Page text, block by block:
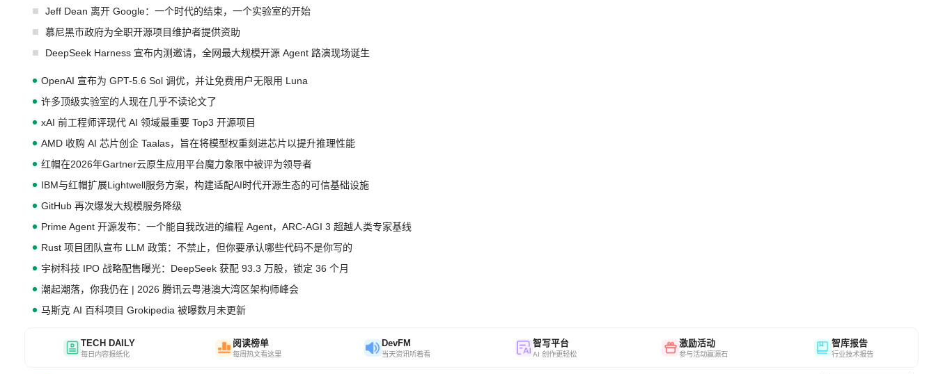
Jeff Dean 离开 Google：一个时代的结束，一个实验室的开始
慕尼黑市政府为全职开源项目维护者提供资助
DeepSeek Harness 宣布内测邀请，全网最大规模开源 Agent 路演现场诞生
OpenAI 宣布为 GPT-5.6 Sol 调优，并让免费用户无限用 Luna
许多顶级实验室的人现在几乎不读论文了
xAI 前工程师评现代 AI 领域最重要 Top3 开源项目
AMD 收购 AI 芯片创企 Taalas，旨在将模型权重刻进芯片以提升推理性能
红帽在2026年Gartner云原生应用平台魔力象限中被评为领导者
IBM与红帽扩展Lightwell服务方案，构建适配AI时代开源生态的可信基础设施
GitHub 再次爆发大规模服务降级
Prime Agent 开源发布：一个能自我改进的编程 Agent，ARC-AGI 3 超越人类专家基线
Rust 项目团队宣布 LLM 政策：不禁止，但你要承认哪些代码不是你写的
宇树科技 IPO 战略配售曝光：DeepSeek 获配 93.3 万股，锁定 36 个月
潮起潮落，你我仍在 | 2026 腾讯云粤港澳大湾区架构师峰会
马斯克 AI 百科项目 Grokipedia 被曝数月未更新
TECH DAILY
每日内容报纸化
阅读榜单
每周热文看这里
DevFM
当天资讯听着看
智写平台
AI 创作更轻松
激励活动
参与活动赢源石
智库报告
行业技术报告